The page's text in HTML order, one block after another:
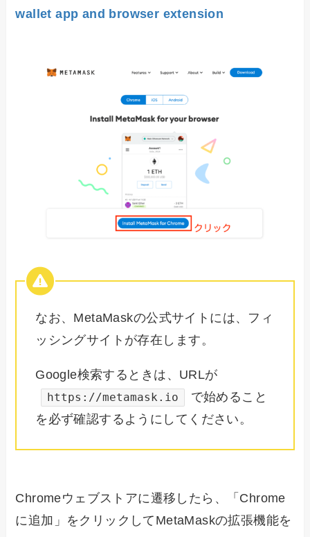
wallet app and browser extension
なお、MetaMaskの公式サイトには、フィ
ッシングサイトが存在します。
Google検索するときは、URLが
https://metamask.io
で始めること
を必ず確認するようにしてください。
Chromeウェブストアに遷移したら、「Chrome
に追加」をクリックしてMetaMaskの拡張機能を